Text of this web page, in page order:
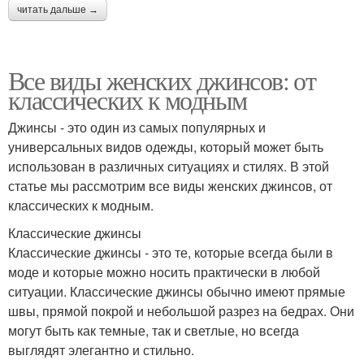
читать дальше →
Все виды женских джинсов: от
классических к модным
Джинсы - это один из самых популярных и
универсальных видов одежды, который может быть
использован в различных ситуациях и стилях. В этой
статье мы рассмотрим все виды женских джинсов, от
классических к модным.
Классические джинсы
Классические джинсы - это те, которые всегда были в
моде и которые можно носить практически в любой
ситуации. Классические джинсы обычно имеют прямые
швы, прямой покрой и небольшой разрез на бедрах. Они
могут быть как темные, так и светлые, но всегда
выглядят элегантно и стильно.